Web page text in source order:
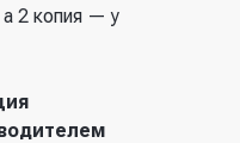
2 копия — у